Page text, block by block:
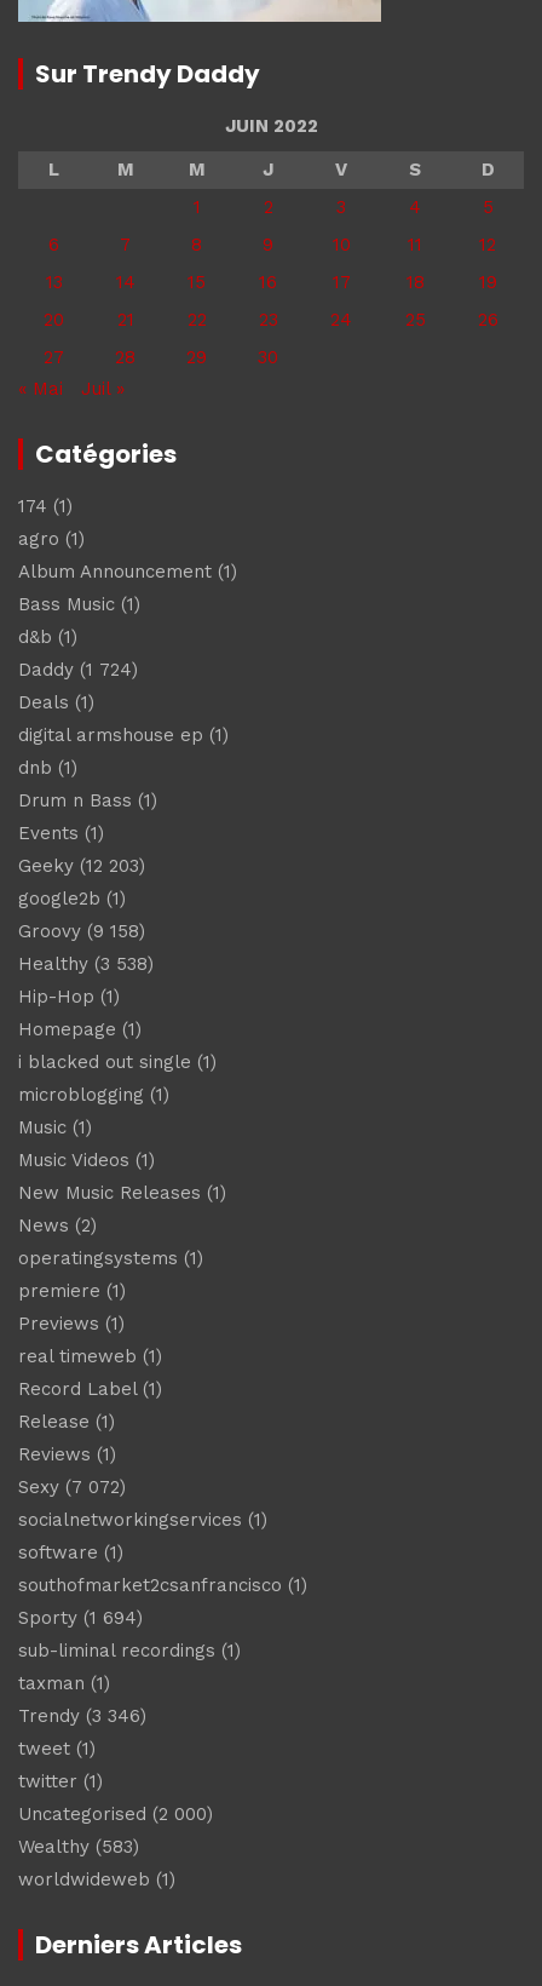
Sur Trendy Daddy
JUIN 2022
L
M M J V S
D
1
2 3 4
5
6
7 8 9 10 11
12
13
14 15 16 17 18
19
20
21 22 23 24 25
26
27
28 29
30
« Mai
Juil »
Catégories
174 (1)
agro (1)
Album Announcement (1)
Bass Music (1)
d&b (1)
Daddy (1 724)
Deals (1)
digital armshouse ep (1)
dnb (1)
Drum n Bass (1)
Events (1)
Geeky (12 203)
google2b (1)
Groovy (9 158)
Healthy (3 538)
Hip-Hop (1)
Homepage (1)
i blacked out single (1)
microblogging (1)
Music (1)
Music Videos (1)
New Music Releases (1)
News (2)
operatingsystems (1)
premiere (1)
Previews (1)
real timeweb (1)
Record Label(1)
Release (1)
Reviews (1)
Sexy (7 072)
socialnetworkingservices (1)
software (1)
southofmarket2csanfrancisco (1)
Sporty (1 694)
sub-liminal recordings (1)
taxman (1)
Trendy (3 346)
tweet (1)
twitter (1)
Uncategorised (2 000)
Wealthy (583)
worldwideweb (1)
Derniers Articles